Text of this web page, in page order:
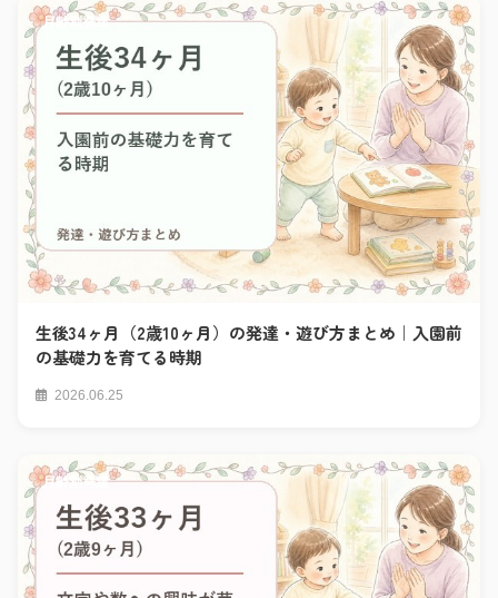
月齢別発達
生後34ヶ月（2歳10ヶ月）の発達・遊び方まとめ｜入園前
の基礎力を育てる時期
2026.06.25
月齢別発達